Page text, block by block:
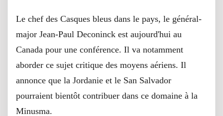
Le chef des Casques bleus dans le pays, le général-
major Jean-Paul Deconinck est aujourd'hui au
Canada pour une conférence. Il va notamment
aborder ce sujet critique des moyens aériens. Il
annonce que la Jordanie et le San Salvador
pourraient bientôt contribuer dans ce domaine à la
Minusma.